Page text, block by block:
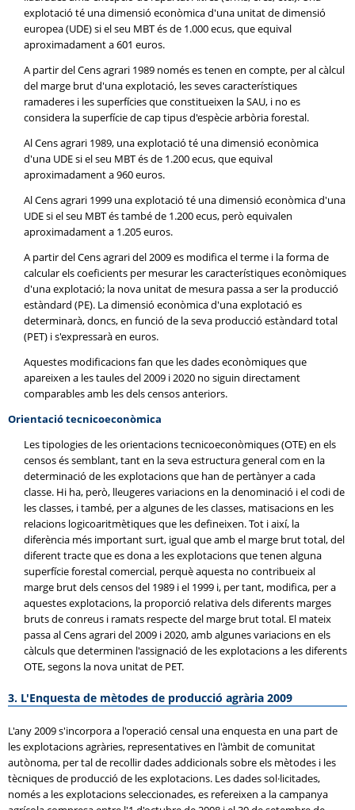
explotació té una dimensió econòmica d'una unitat de dimensió
europea (UDE) si el seu MBT és de 1.000 ecus, que equival
aproximadament a 601 euros.
A partir del Cens agrari 1989 només es tenen en compte, per al càlcul
del marge brut d'una explotació, les seves característiques
ramaderes i les superfícies que constitueixen la SAU, i no es
considera la superfície de cap tipus d'espècie arbòria forestal.
Al Cens agrari 1989, una explotació té una dimensió econòmica
d'una UDE si el seu MBT és de 1.200 ecus, que equival
aproximadament a 960 euros.
Al Cens agrari 1999 una explotació té una dimensió econòmica d'una
UDE si el seu MBT és també de 1.200 ecus, però equivalen
aproximadament a 1.205 euros.
A partir del Cens agrari del 2009 es modifica el terme i la forma de
calcular els coeficients per mesurar les característiques econòmiques
d'una explotació; la nova unitat de mesura passa a ser la producció
estàndard (PE). La dimensió econòmica d'una explotació es
determinarà, doncs, en funció de la seva producció estàndard total
(PET) i s'expressarà en euros.
Aquestes modificacions fan que les dades econòmiques que
apareixen a les taules del 2009 i 2020 no siguin directament
comparables amb les dels censos anteriors.
Orientació tecnicoeconòmica
Les tipologies de les orientacions tecnicoeconòmiques (OTE) en els
censos és semblant, tant en la seva estructura general com en la
determinació de les explotacions que han de pertànyer a cada
classe. Hi ha, però, lleugeres variacions en la denominació i el codi de
les classes, i també, per a algunes de les classes, matisacions en les
relacions logicoaritmètiques que les defineixen. Tot i així, la
diferència més important surt, igual que amb el marge brut total, del
diferent tracte que es dona a les explotacions que tenen alguna
superfície forestal comercial, perquè aquesta no contribueix al
marge brut dels censos del 1989 i el 1999 i, per tant, modifica, per a
aquestes explotacions, la proporció relativa dels diferents marges
bruts de conreus i ramats respecte del marge brut total. El mateix
passa al Cens agrari del 2009 i 2020, amb algunes variacions en els
càlculs que determinen l'assignació de les explotacions a les diferents
OTE, segons la nova unitat de PET.
3. L'Enquesta de mètodes de producció agrària 2009
L'any 2009 s'incorpora a l'operació censal una enquesta en una part de
les explotacions agràries, representatives en l'àmbit de comunitat
autònoma, per tal de recollir dades addicionals sobre els mètodes i les
tècniques de producció de les explotacions. Les dades sol·licitades,
només a les explotacions seleccionades, es refereixen a la campanya